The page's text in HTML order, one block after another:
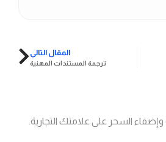
السحر على علامتك التجارية.
المقال التالي
ترجمة المستندات المهنية